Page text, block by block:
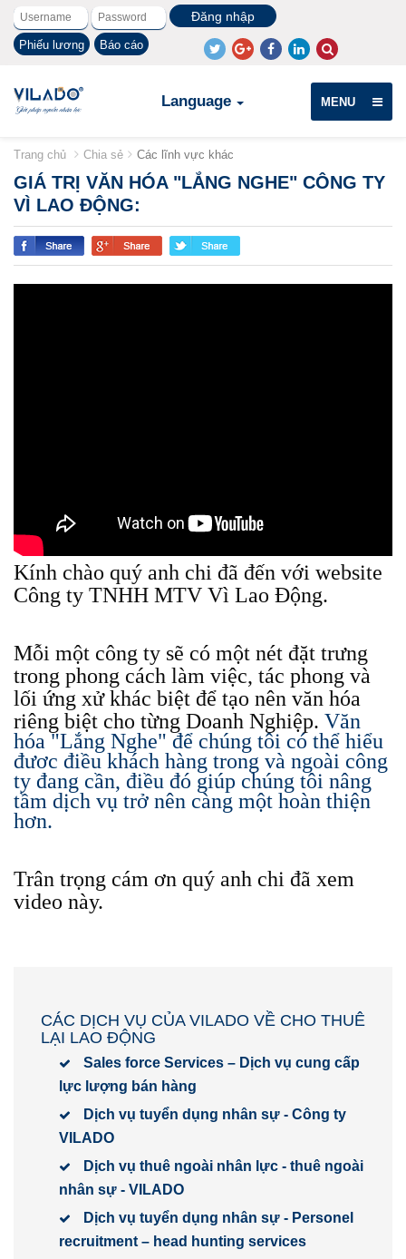
Phiếu lương Báo cáo
Language MENU
Trang chủ Chia sẻ Các lĩnh vực khác
GIÁ TRỊ VĂN HÓA "LẮNG NGHE" CÔNG TY
VÌ LAO ĐỘNG:
Kính chào quý anh chi đã đến với website
Công ty TNHH MTV Vì Lao Động.
Mỗi một công ty sẽ có một nét đặt trưng
trong phong cách làm việc, tác phong và
lối ứng xử khác biệt để tạo nên văn hóa
riêng biệt cho từng Doanh Nghiệp. Văn
hóa "Lắng Nghe" để chúng tôi có thể hiểu
đươc điều khách hàng trong và ngoài công
ty đang cần, điều đó giúp chúng tôi nâng
tầm dịch vụ trở nên càng một hoàn thiện
hơn.
Trân trọng cám ơn quý anh chi đã xem
video này.
CÁC DỊCH VỤ CỦA VILADO VỀ CHO THUÊ
LẠI LAO ĐỘNG
Sales force Services – Dịch vụ cung cấp
lực lượng bán hàng
Dịch vụ tuyển dụng nhân sự - Công ty
VILADO
Dịch vụ thuê ngoài nhân lực - thuê ngoài
nhân sự - VILADO
Dịch vụ tuyển dụng nhân sự - Personel
recruitment – head hunting services